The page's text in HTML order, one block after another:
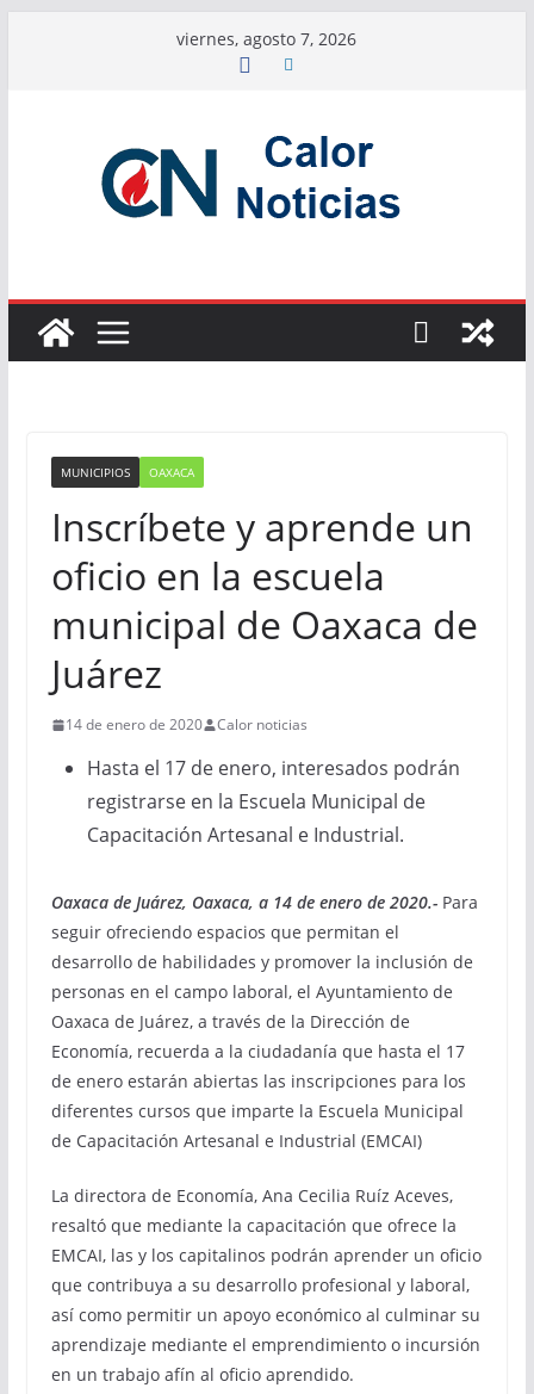
viernes, agosto 7, 2026
MUNICIPIOS OAXACA
Inscríbete y aprende un
oficio en la escuela
municipal de Oaxaca de
Juárez
14 de enero de 2020 Calor noticias
Hasta el 17 de enero, interesados podrán
registrarse en la Escuela Municipal de
Capacitación Artesanal e Industrial.
Oaxaca de Juárez, Oaxaca, a 14 de enero de 2020.- Para
seguir ofreciendo espacios que permitan el
desarrollo de habilidades y promover la inclusión de
personas en el campo laboral, el Ayuntamiento de
Oaxaca de Juárez, a través de la Dirección de
Economía, recuerda a la ciudadanía que hasta el 17
de enero estarán abiertas las inscripciones para los
diferentes cursos que imparte la Escuela Municipal
de Capacitación Artesanal e Industrial (EMCAI)
La directora de Economía, Ana Cecilia Ruíz Aceves,
resaltó que mediante la capacitación que ofrece la
EMCAI, las y los capitalinos podrán aprender un oficio
que contribuya a su desarrollo profesional y laboral,
así como permitir un apoyo económico al culminar su
aprendizaje mediante el emprendimiento o incursión
en un trabajo afín al oficio aprendido.